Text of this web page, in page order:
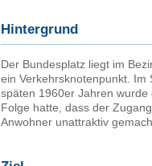
Hintergrund
Der Bundesplatz liegt im
ein Verkehrsknotenpunkt.
späten 1960er Jahren
Folge hatte, dass der
Anwohner unattraktiv